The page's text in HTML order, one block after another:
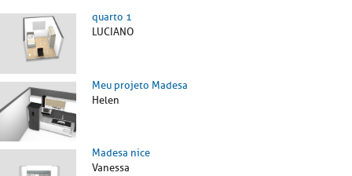
quarto 1
LUCIANO
Meu projeto Madesa
Helen
Madesa nice
Vanessa